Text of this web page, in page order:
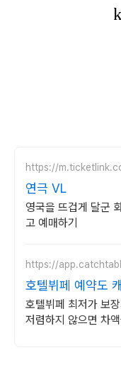
https://
연극 VL
영국을 뜨겁게 달군
고 예매하기
https://
호텔뷔페 예약도
장제
호텔뷔페 최저가 보
저렴하지 않으면 차